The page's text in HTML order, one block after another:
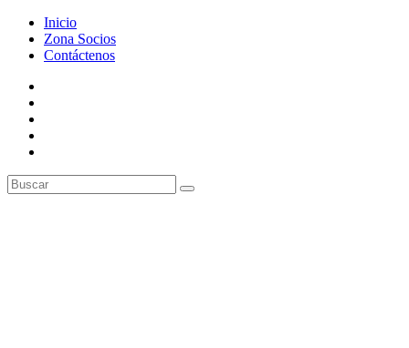
Inicio
Zona Socios
Contáctenos